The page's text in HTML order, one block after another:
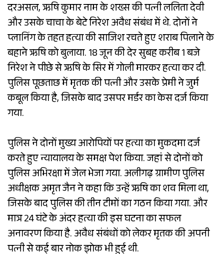
दरअसल, ऋषि कुमार नाम के शख्स की पत्नी ललिता देवी
और उसके चाचा के बेटे निरेश अवैध संबंध में थे. दोनों ने
प्लानिंग के तहत हत्या की साजिश रचते हुए शराब पिलाने के
बहाने ऋषि को बुलाया. 18 जून की देर सुबह करीब 1 बजे
निरेश ने पीछे से ऋषि के सिर में गोली मारकर हत्या कर दी.
पुलिस पूछताछ में मृतक की पत्नी और उसके प्रेमी ने जुर्म
कबूल किया है, जिसके बाद उसपर मर्डर का केस दर्ज किया
गया.
पुलिस ने दोनों मुख्य आरोपियों पर हत्या का मुकदमा दर्ज
करते हुए न्यायालय के समक्ष पेश किया. जहां से दोनों को
पुलिस अभिरक्षा में जेल भेजा गया. अलीगढ़ ग्रामीण पुलिस
अधीक्षक अमृत जैन ने कहा कि उन्हें ऋषि का शव मिला था,
जिसके बाद पुलिस की तीन टीमों का गठन किया गया. और
मात्र 24 घंटे के अंदर हत्या की इस घटना का सफल
अनावरण किया है. अवैध संबंधों को लेकर मृतक की अपनी
पत्नी से कई बार नोक झोक भी हुई थी.